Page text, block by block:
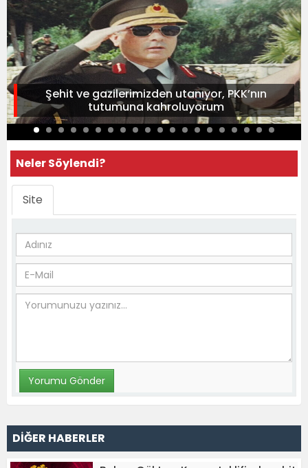
Şehit ve gazilerimizden utanıyor, PKK’nın
tutumuna kahroluyorum
Neler Söylendi?
Site
DİĞER HABERLER